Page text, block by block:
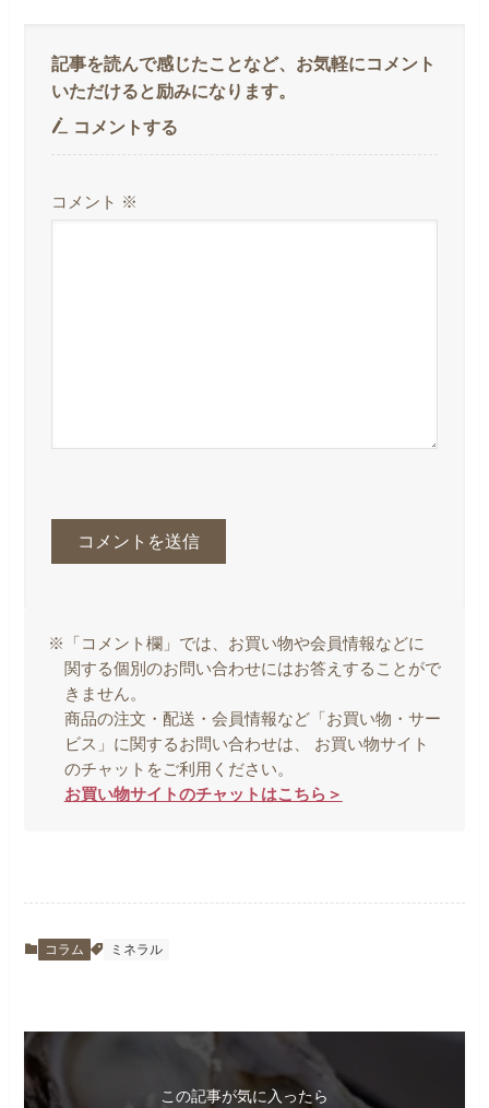
※「コメント欄」では、お買い物や会員情報などに
関する個別のお問い合わせにはお答えすることがで
きません。
商品の注文・配送・会員情報など「お買い物・サー
ビス」に関するお問い合わせは、 お買い物サイト
のチャットをご利用ください。
お買い物サイトのチャットはこちら＞
コラム ミネラル
この記事が気に入ったら
コメントする
コメント ※